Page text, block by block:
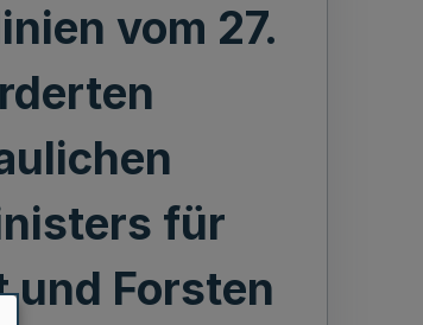
vom 27.
für
Forsten